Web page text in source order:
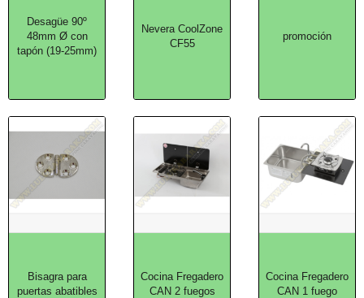
Desagüe 90º
48mm Ø con
tapón (19-25mm)
Nevera CoolZone
CF55
promoción
Bisagra para
puertas abatibles
Cocina Fregadero
CAN 2 fuegos
Cocina Fregadero
CAN 1 fuego